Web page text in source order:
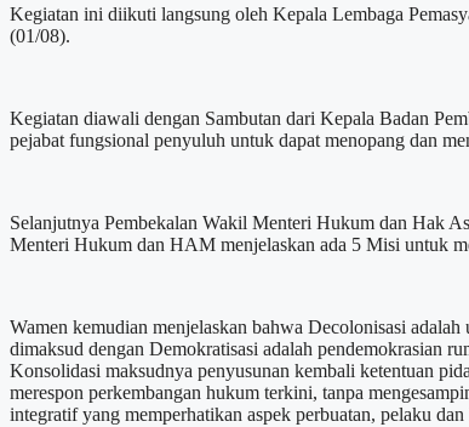
Kegiatan ini diikuti langsung oleh Kepala Lembaga
(01/08).
Kegiatan diawali dengan Sambutan dari Kepala Badan
pejabat fungsional penyuluh untuk dapat menopang dan
Selanjutnya Pembekalan Wakil Menteri Hukum dan Hak
Menteri Hukum dan HAM menjelaskan ada 5 Misi untuk
Wamen kemudian menjelaskan bahwa Decolonisasi
dimaksud dengan Demokratisasi adalah pendemokrasian
Konsolidasi maksudnya penyusunan kembali ketentuan
merespon perkembangan hukum terkini, tanpa
integratif yang memperhatikan aspek perbuatan, pelaku